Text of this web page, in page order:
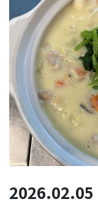
2026.02.05